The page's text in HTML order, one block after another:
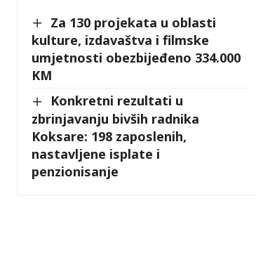
Za 130 projekata u oblasti
kulture, izdavaštva i filmske
umjetnosti obezbijeđeno 334.000
KM
Konkretni rezultati u
zbrinjavanju bivših radnika
Koksare: 198 zaposlenih,
nastavljene isplate i
penzionisanje